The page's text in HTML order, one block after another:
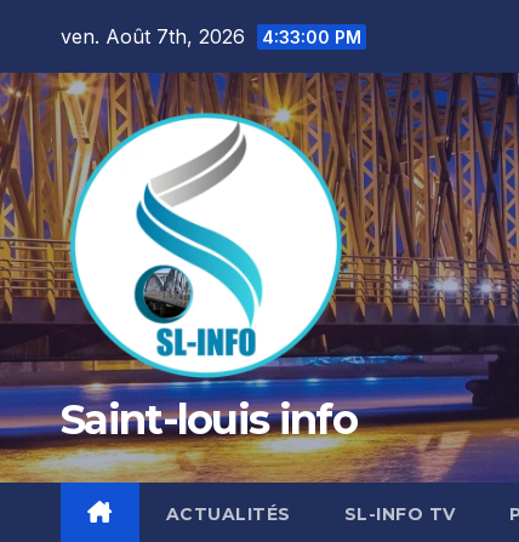
content
ven. Août 7th, 2026 4:33:01 PM
Saint-louis info
ACTUALITÉS SL-INFO TV